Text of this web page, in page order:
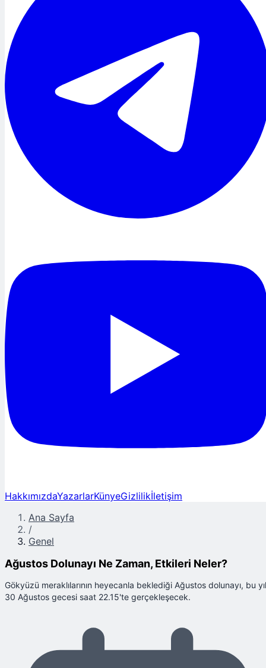
HakkımızdaYazarlarKünyeGizlilikİletişim
Ana Sayfa
/
Genel
Ağustos Dolunayı Ne Zaman, Etkileri Neler?
Gökyüzü meraklılarının heyecanla beklediği Ağustos dolunayı, bu yıl
30 Ağustos gecesi saat 22.15'te gerçekleşecek.